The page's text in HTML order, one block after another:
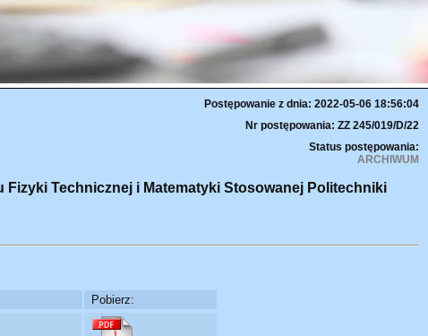
Postępowanie z dnia: 2022-05-06 18:56:04
Nr postępowania: ZZ 245/019/D/22
Status postępowania:
ARCHIWUM
Fizyki Technicznej i Matematyki Stosowanej Politechniki
Pobierz: